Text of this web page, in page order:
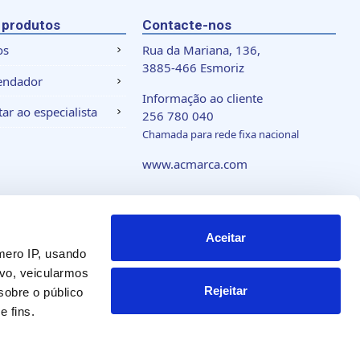
IP, usando
veicularmos
o público
fins.
Aceitar
Rejeitar
produtos
ao especialista
Contacte-nos
Rua da Mariana, 136,
3885-466 Esmoriz
Informação ao cliente
256 780 040
Chamada para rede fixa nacional
www.acmarca.com